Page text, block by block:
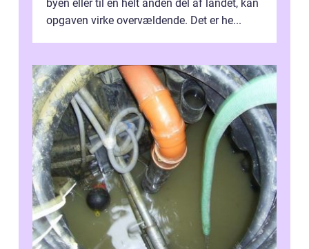
byen eller til en helt anden del af landet, kan
opgaven virke overvældende. Det er he...